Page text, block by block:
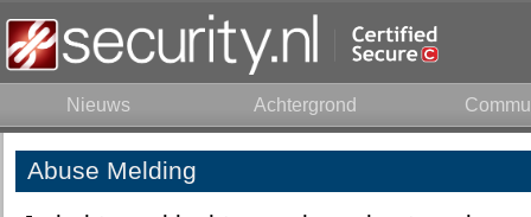
Nieuws Achtergrond
Abuse Melding